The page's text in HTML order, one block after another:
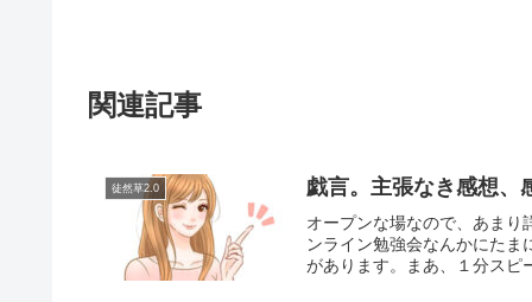
関連記事
徒然草2.0 戯言。主張なき感想、
オープンな場なので、あま
ンライン勉強会なんかにたま
があります。まあ、１分スピ